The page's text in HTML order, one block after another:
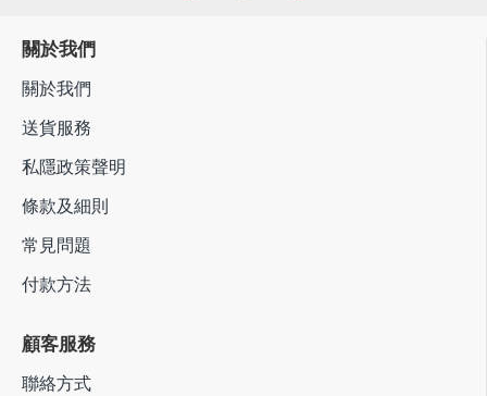
關於我們
關於我們
送貨服務
私隱政策聲明
條款及細則
常見問題
付款方法
顧客服務
聯絡方式